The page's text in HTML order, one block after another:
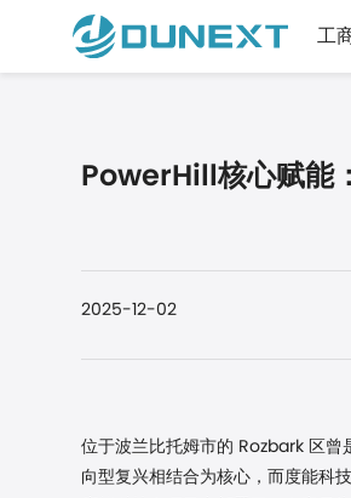
工
PowerHill核心赋能
2025-12-02
位于波兰比托姆市的 Rozbark 区曾
向型复兴相结合为核心，而 度能科技